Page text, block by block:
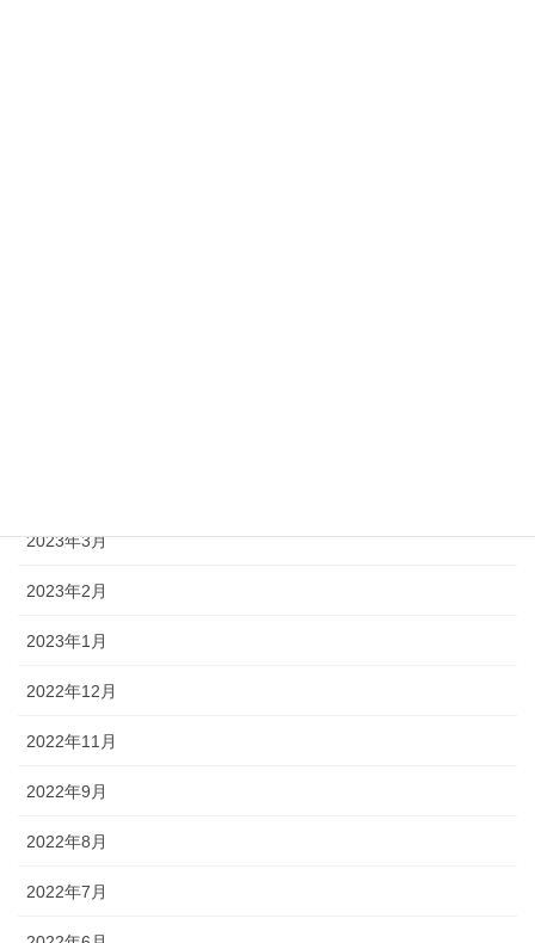
2023年3月
2023年2月
2023年1月
2022年12月
2022年11月
2022年9月
2022年8月
2022年7月